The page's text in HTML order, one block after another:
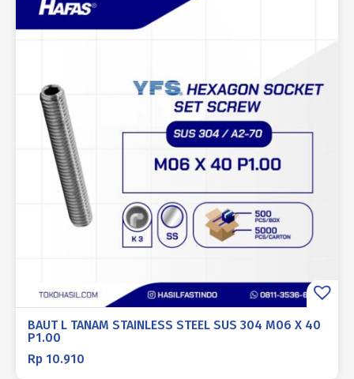
BAUT L TANAM STAINLESS STEEL SUS 304 M06 X 40
P1.00
Rp 10.910